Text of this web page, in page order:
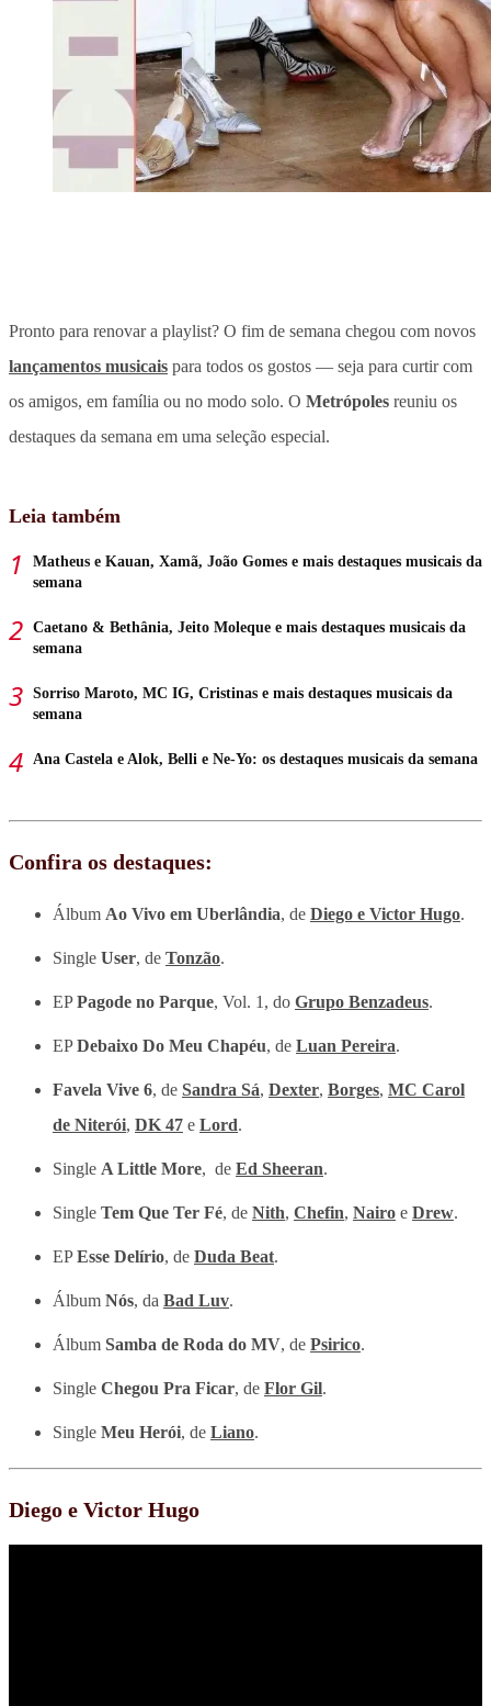
Pronto para renovar a playlist? O fim de semana chegou com novos
lançamentos musicais para todos os gostos — seja para curtir com
os amigos, em família ou no modo solo. O Metrópoles reuniu os
destaques da semana em uma seleção especial.
Leia também
Matheus e Kauan, Xamã, João Gomes e mais destaques musicais da
semana
Caetano & Bethânia, Jeito Moleque e mais destaques musicais da
semana
Sorriso Maroto, MC IG, Cristinas e mais destaques musicais da
semana
Ana Castela e Alok, Belli e Ne-Yo: os destaques musicais da semana
Confira os destaques:
Álbum Ao Vivo em Uberlândia, de Diego e Victor Hugo.
Single User, de Tonzão.
EPPagode no Parque, Vol. 1, do Grupo Benzadeus.
EPDebaixo Do Meu Chapéu, de Luan Pereira.
Favela Vive 6, de Sandra Sá, Dexter, Borges, MC Carol
de Niterói, DK 47 e Lord.
Single A Little More, de Ed Sheeran.
Single Tem Que Ter Fé, de Nith, Chefin, Nairo e Drew.
EPEsse Delírio, de Duda Beat.
Álbum Nós, da Bad Luv.
Álbum Samba de Roda do MV, de Psirico.
Single Chegou Pra Ficar, de Flor Gil.
Single Meu Herói, de Liano.
Diego e Victor Hugo